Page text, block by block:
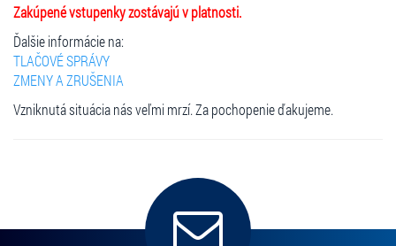
Zakúpené vstupenky zostávajú v platnosti.
Ďalšie informácie na:
TLAČOVÉ SPRÁVY
ZMENY A ZRUŠENIA
Vzniknutá situácia nás veľmi mrzí. Za pochopenie ďakujeme.